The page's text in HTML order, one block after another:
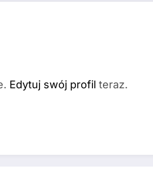
Edytuj swój profil teraz.